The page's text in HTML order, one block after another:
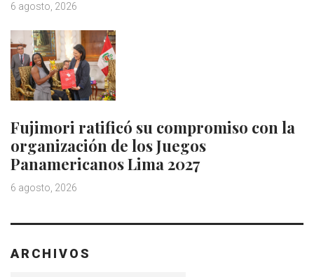
6 agosto, 2026
Fujimori ratificó su compromiso con la
organización de los Juegos
Panamericanos Lima 2027
6 agosto, 2026
ARCHIVOS